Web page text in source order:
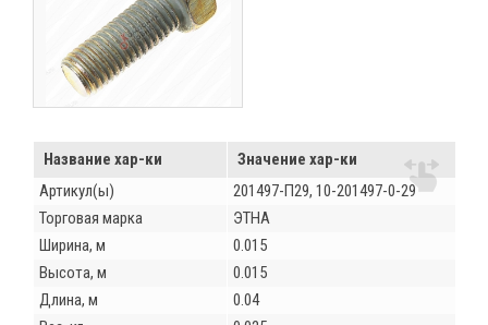
Название хар-ки
Значение хар-ки
Артикул(ы)
201497-П29, 10-201497-0-29
Торговая марка
ЭТНА
Ширина, м
0.015
Высота, м
0.015
Длина, м
0.04